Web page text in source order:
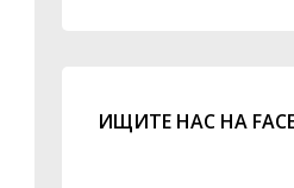
ИЩИТЕ НАС НА